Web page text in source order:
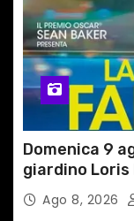
Domenica 9
giardino Loris
TAIPEIAgo 8, 2026